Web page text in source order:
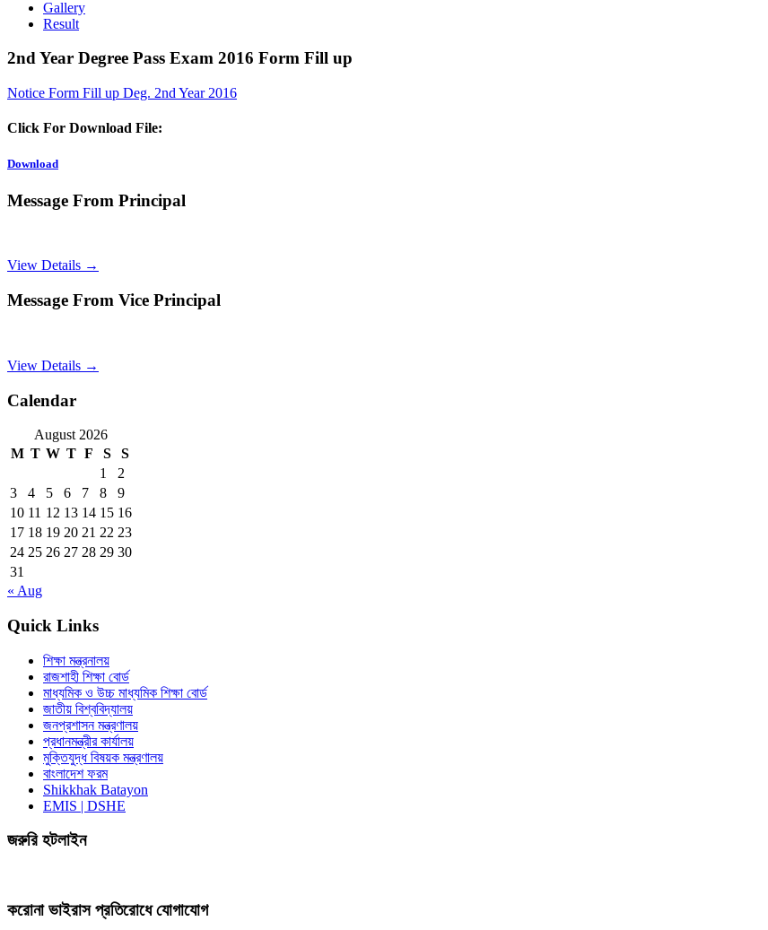
Gallery
Result
2nd Year Degree Pass Exam 2016 Form Fill up
Notice Form Fill up Deg. 2nd Year 2016
Click For Download File:
Download
Message From Principal
View Details →
Message From Vice Principal
View Details →
Calendar
August 2026
M T W T F S
S
1
2
3
4 5 6 7 8
9
10 11 12 13 14 15 16
17 18 19 20 21 22 23
24 25 26 27 28 29 30
31
« Aug
Quick Links
শিক্ষা মন্ত্রনালয়
রাজশাহী শিক্ষা বোর্ড
মাধ্যমিক ও উচ্চ মাধ্যমিক শিক্ষা বোর্ড
জাতীয় বিশ্ববিদ্যালয়
জনপ্রশাসন মন্ত্রণালয়
প্রধানমন্ত্রীর কার্যালয়
মুক্তিযুদ্ধ বিষয়ক মন্ত্রণালয়
বাংলাদেশ ফরম
Shikkhak Batayon
EMIS | DSHE
জরুরি হটলাইন
করোনা ভাইরাস প্রতিরোধে যোগাযোগ